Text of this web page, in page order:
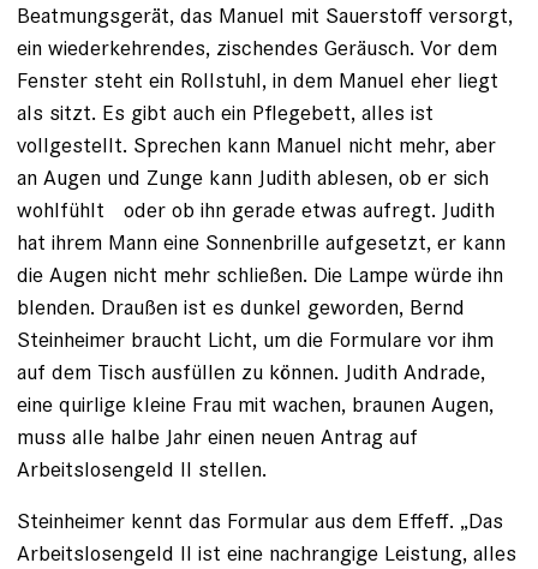
Beatmungsgerät, das Manuel mit Sauerstoff versorgt,
ein wiederkehrendes, zischendes Geräusch. Vor dem
Fenster steht ein Rollstuhl, in dem Manuel eher liegt
als sitzt. Es gibt auch ein Pflegebett, alles ist
vollgestellt. Sprechen kann Manuel nicht mehr, aber
an Augen und Zunge kann Judith ablesen, ob er sich
wohlfühlt oder ob ihn gerade etwas aufregt. ­Judith
hat ihrem Mann eine Sonnenbrille aufgesetzt, er kann
die Augen nicht mehr schließen. Die Lampe ­würde ihn
blenden. Draußen ist es dunkel geworden, Bernd
Steinheimer braucht Licht, um die Formulare vor ihm
auf dem Tisch ausfüllen zu können. ­Judith Andrade,
eine quirlige kleine Frau mit wachen, braunen Augen,
muss alle halbe Jahr einen neuen Antrag auf
Arbeitslosengeld II stellen.
Steinheimer kennt das Formular aus dem Effeff. „Das
Arbeitslosengeld II ist eine nachrangige Leistung, alles